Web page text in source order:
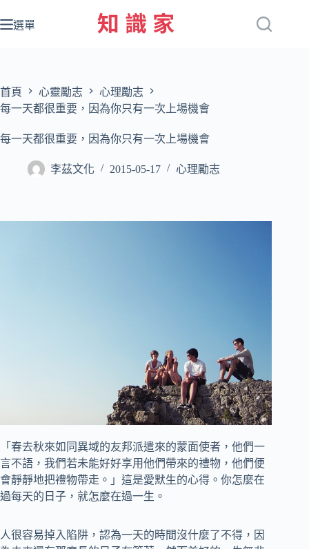
至
容
選單
首頁 心靈勵志
心理勵志
每一天都很重要，因為你只有一次上場機會
每一天都很重要，因為你只有一次上場機會
李茲文化 2015-05-17 心理勵志
「春去秋來如同異域的友邦派遣來的蒙面使者，他們一
言不語，我們若未能好好享用他們帶來的禮物，他們便
會靜靜地把禮物帶走。」這是愛默生的心得。你怎麼在
過每天的日子，就怎麼在過一生。
人很容易掉入陷阱，認為一天的時間沒什麼了不得，因